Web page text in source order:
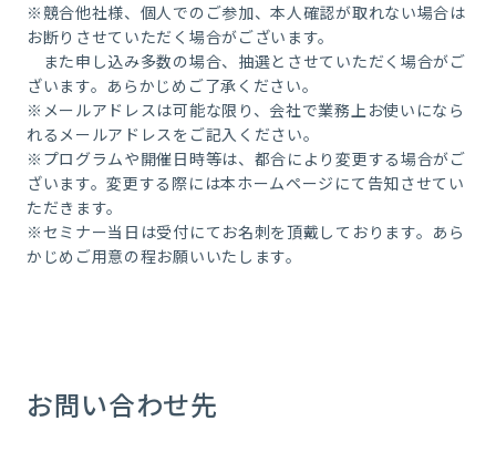
※競合他社様、個人でのご参加、本人確認が取れない場合は
お断りさせていただく場合がございます。
また申し込み多数の場合、抽選とさせていただく場合がご
ざいます。あらかじめご了承ください。
※メールアドレスは可能な限り、会社で業務上お使いになら
れるメールアドレスをご記入ください。
※プログラムや開催日時等は、都合により変更する場合がご
ざいます。変更する際には本ホームページにて告知させてい
ただきます。
※セミナー当日は受付にてお名刺を頂戴しております。あら
かじめご用意の程お願いいたします。
お問い合わせ先